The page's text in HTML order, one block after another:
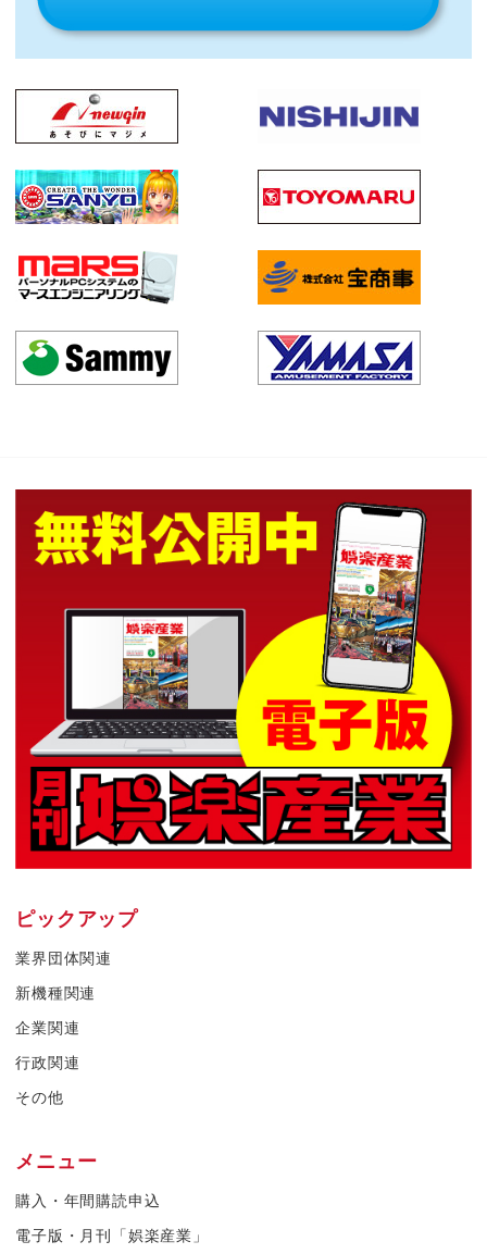
ピックアップ
業界団体関連
新機種関連
企業関連
行政関連
その他
メニュー
購入・年間購読申込
電子版・月刊「娯楽産業」